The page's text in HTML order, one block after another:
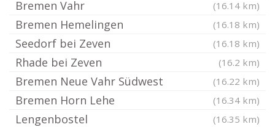
Bremen Vahr (16.14 km)
Bremen Hemelingen (16.18 km)
Seedorf bei Zeven (16.18 km)
Rhade bei Zeven (16.2 km)
Bremen Neue Vahr Südwest (16.22 km)
Bremen Horn Lehe (16.34 km)
Lengenbostel (16.35 km)